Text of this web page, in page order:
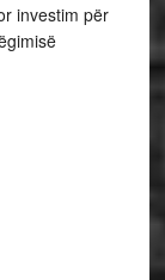
investim për